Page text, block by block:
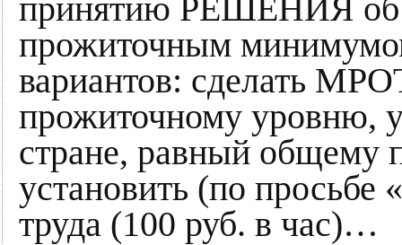
принятию РЕШЕНИЯ об
прожиточным
вариантов: сделать
прожиточному уровню,
стране, равный общему
установить (по просьбе
труда (100 руб. в час)…